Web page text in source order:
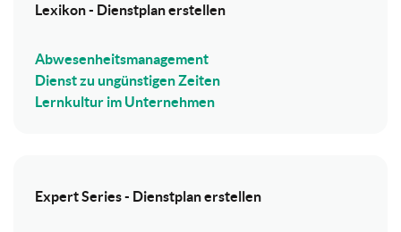
Lexikon - Dienstplan erstellen
Abwesenheitsmanagement
Dienst zu ungünstigen Zeiten
Lernkultur im Unternehmen
Expert Series - Dienstplan erstellen